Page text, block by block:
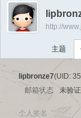
Di ›
http://
主题
lipbronze7(UID:
邮箱状态
未验证
个人签名